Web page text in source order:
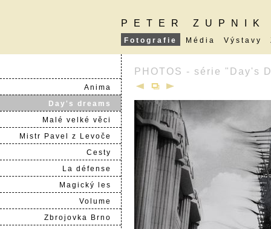
PETER ZUPNIK
Fotografie Média Výstavy
Anima
Day's dreams
Malé velké věci
Mistr Pavel z Levoče
Cesty
La défense
Magický les
Volume
Zbrojovka Brno
PHOTOS - série "Day's